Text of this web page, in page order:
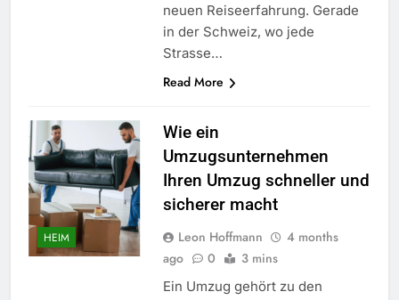
neuen Reiseerfahrung. Gerade
in der Schweiz, wo jede
Strasse…
Read More
HEIM
Wie ein
Umzugsunternehmen
Ihren Umzug schneller und
sicherer macht
Leon Hoffmann
4 months
ago
0 3 mins
Ein Umzug gehört zu den